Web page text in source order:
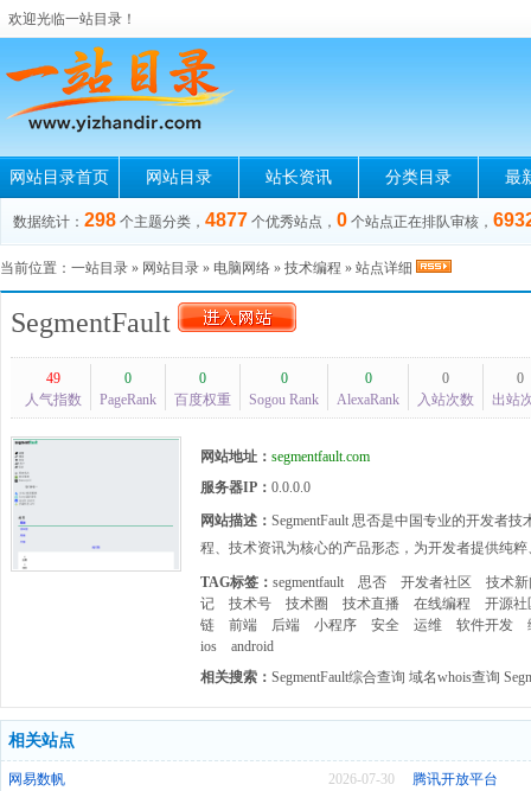
欢迎光临一站目录！
网站目录首页 网站目录 站长资讯 分类目录 最
数据统计： 298 个主题分类， 4877 个优秀站点， 0 个站点正在排队审核，
当前位置： 一站目录 » 网站目录 » 电脑网络 » 技术编程 » 站点详细
SegmentFault
49
人气指数
0
PageRank
0
百度权重
0
Sogou Rank
0
AlexaRank
0
入站次数
0
出站
网站地址： segmentfault.com
服务器IP： 0.0.0.0
网站描述： SegmentFault 思否是中国专业的开发者
程、技术资讯为核心的产品形态，为开发者提供纯
TAG标签： segmentfault 思否 开发者社区
技术
记
技术号 技术圈 技术直播 在线编程
开源社
链
前端 后端 小程序 安全 运维 软件开发
ios
android
相关搜索： SegmentFault综合查询 域名whois查询
相关站点
2026-07-30
网易数帆
腾讯开放平台